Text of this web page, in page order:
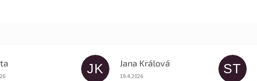
obchodu je 5 z 5 hvězdiček.JK Jana Králová
Hodnocení obchodu je 5 z 5 hvězdiček.
19.4.2026
ST